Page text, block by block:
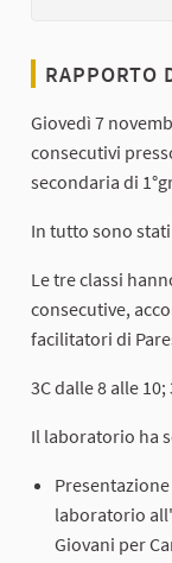
RAPPORTO
Giovedì 7
consecutivi
secondaria di
In tutto sono
Le tre classi
consecutive,
facilitatori di
3C dalle 8 alle
Il laboratorio ha
laboratorio
Giovani per